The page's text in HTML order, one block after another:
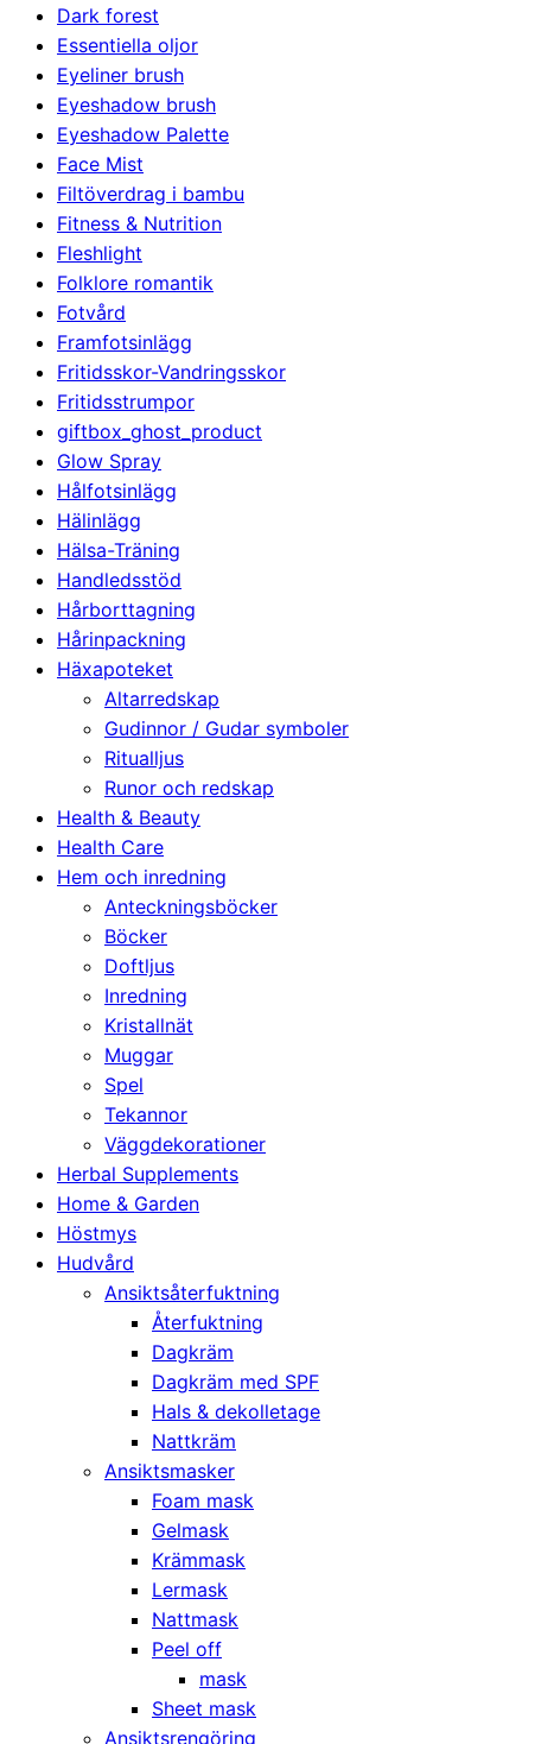
Dark forest
Essentiella oljor
Eyeliner brush
Eyeshadow brush
Eyeshadow Palette
Face Mist
Filtöverdrag i bambu
Fitness & Nutrition
Fleshlight
Folklore romantik
Fotvård
Framfotsinlägg
Fritidsskor-Vandringsskor
Fritidsstrumpor
giftbox_ghost_product
Glow Spray
Hålfotsinlägg
Hälinlägg
Hälsa-Träning
Handledsstöd
Hårborttagning
Hårinpackning
Häxapoteket
Altarredskap
Gudinnor / Gudar symboler
Ritualljus
Runor och redskap
Health & Beauty
Health Care
Hem och inredning
Anteckningsböcker
Böcker
Doftljus
Inredning
Kristallnät
Muggar
Spel
Tekannor
Väggdekorationer
Herbal Supplements
Home & Garden
Höstmys
Hudvård
Ansiktsåterfuktning
Återfuktning
Dagkräm
Dagkräm med SPF
Hals & dekolletage
Nattkräm
Ansiktsmasker
Foam mask
Gelmask
Krämmask
Lermask
Nattmask
Peel off
mask
Sheet mask
Ansiktsrengöring